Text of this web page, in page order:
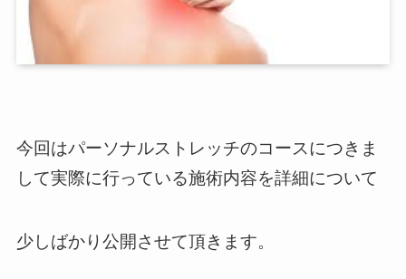
今回はパーソナルストレッチのコースにつきま
して実際に行っている施術内容を詳細について
少しばかり公開させて頂きます。